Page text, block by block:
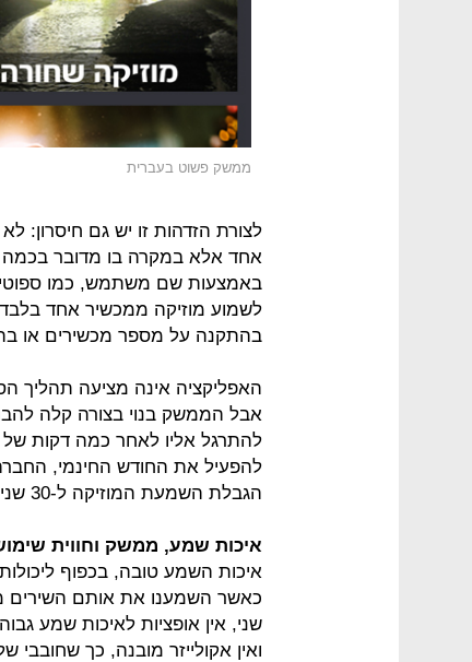
ממשק פשוט בעברית
לצורת הזדהות זו יש גם חיסרון:
אחד אלא במקרה בו מדובר בכמה
באמצעות שם משתמש, כמו
לשמוע מוזיקה ממכשיר אחד
בהתקנה על מספר מכשירים או
אבל הממשק בנוי בצורה קלה
להתרגל אליו לאחר כמה דקות
להפעיל את החודש החינמי,
הגבלת השמעת המוזיקה ל-30 שניות לכל שיר.
איכות שמע, ממשק וחווית
איכות השמע טובה, בכפוף
כאשר השמענו את אותם השירים
שני, אין אופציות לאיכות שמע
ואין אקולייזר מובנה, כך שחובבי